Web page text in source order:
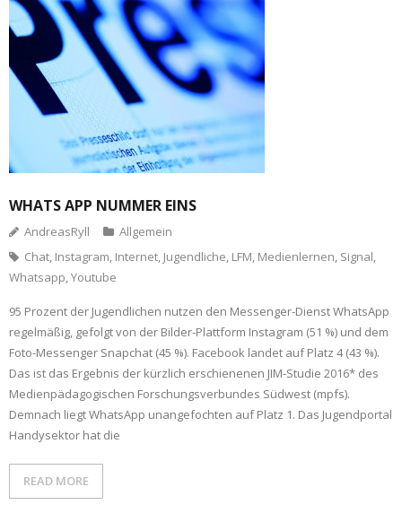
WHATS APP NUMMER EINS
AndreasRyll
Allgemein
Chat, Instagram, Internet, Jugendliche, LFM, Medienlernen, Signal,
Whatsapp,Youtube
95 Prozent der Jugendlichen nutzen den Messenger-Dienst WhatsApp
regelmäßig, gefolgt von der Bilder-Plattform Instagram (51 %) und dem
Foto-Messenger Snapchat (45 %). Facebook landet auf Platz 4 (43 %).
Das ist das Ergebnis der kürzlich erschienenen JIM-Studie 2016* des
Medienpädagogischen Forschungsverbundes Südwest (mpfs).
Demnach liegt WhatsApp unangefochten auf Platz 1. Das Jugendportal
Handysektor hat die
READ MORE